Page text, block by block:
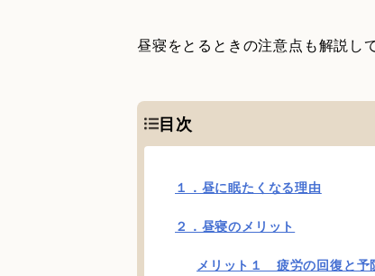
昼寝をとるときの注意点も解説し
目次
１．昼に眠たくなる理由
２．昼寝のメリット
メリット１ 疲労の回復と予